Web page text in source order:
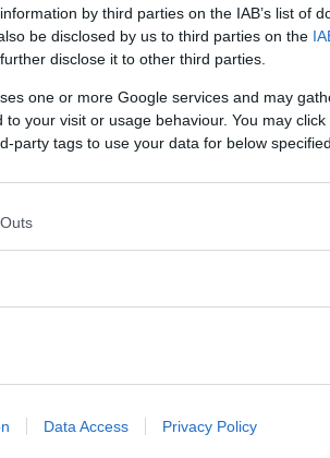
by third parties on the IAB’s list of
be disclosed by us to third parties on the
disclose it to other third parties.
one or more Google services and may
your visit or usage behaviour. You may
party tags to use your data for below
Data Access Privacy Policy
nominare tutte leforze
certo si tratta di mestieri
la presenza continua in
continua a ciò che c’è
gruppi di turisti ai quali
semplice, si tratta
di varie lingue
lavoro, non si starà mai
di nuove mete.
l’
i clienti e, tra